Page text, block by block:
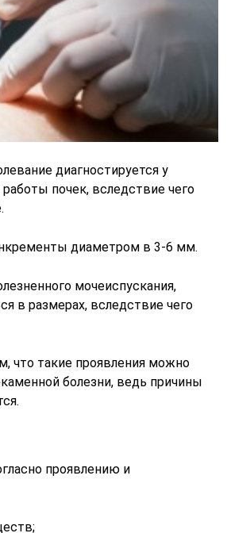
диагностируется у
почек, вследствие чего
диаметром в 3-6 мм.
мочеиспускания,
в размерах, вследствие чего
что такие проявления можно
болезни, ведь причины
проявлению и